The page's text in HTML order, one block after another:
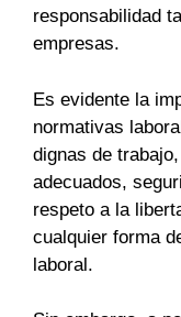
responsabilidad
empresas.
Es evidente la
normativas
dignas de
adecuados,
respeto a la
cualquier forma
laboral.